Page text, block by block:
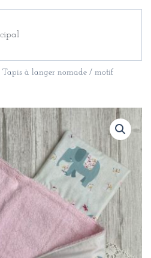
Tapis à langer nomade / motif